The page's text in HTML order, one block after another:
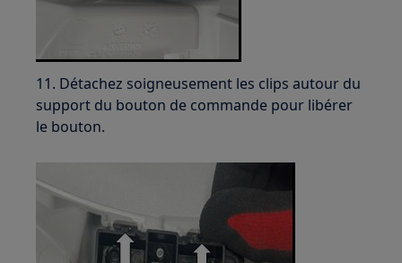
11. Détachez soigneusement les clips autour du
support du bouton de commande pour libérer
le bouton.